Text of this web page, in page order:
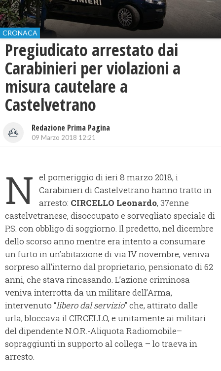
CRONACA
Pregiudicato arrestato dai
Carabinieri per violazioni a
misura cautelare a
Castelvetrano
Redazione Prima Pagina
09 Marzo 2018 12:21
N el pomeriggio di ieri 8 marzo 2018, i
Carabinieri di Castelvetrano hanno tratto in
arresto: CIRCELLO Leonardo, 37enne
castelvetranese, disoccupato e sorvegliato speciale di
P.S. con obbligo di soggiorno. Il predetto, nel dicembre
dello scorso anno mentre era intento a consumare
un furto in un’abitazione di via IV novembre, veniva
sorpreso all’interno dal proprietario, pensionato di 62
anni, che stava rincasando. L’azione criminosa
veniva interrotta da un militare dell’Arma,
intervenuto “libero dal servizio” che, attirato dalle
urla, bloccava il CIRCELLO, e unitamente ai militari
del dipendente N.O.R.-Aliquota Radiomobile–
sopraggiunti in supporto al collega – lo traeva in
arresto.